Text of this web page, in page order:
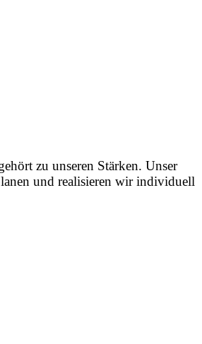
zu unseren Stärken. Unser
und realisieren wir individuell